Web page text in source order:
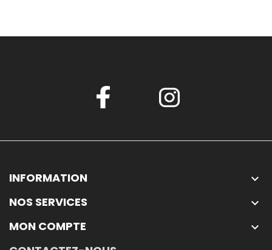
INFORMATION 
NOS SERVICES 
MON COMPTE 